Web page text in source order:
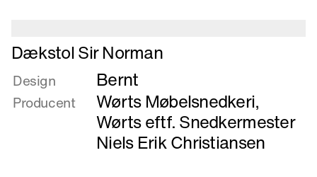
Læs
mere
om
Dækstol
Sir
Dækstol Sir Norman
Design Bernt
Producent Wørts Møbelsnedkeri,
Wørts eftf. Snedkermester
Niels Erik Christiansen